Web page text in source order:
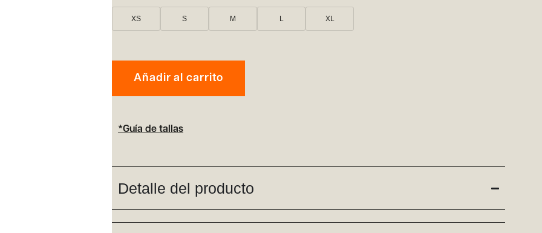
XS S M L XL
Añadir al carrito
*Guía de tallas
Detalle del producto